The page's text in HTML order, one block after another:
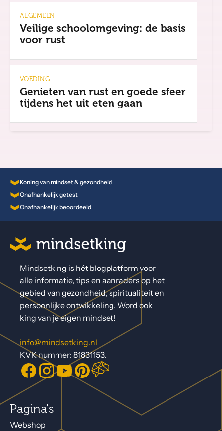
ALGEMEEN
Veilige schoolomgeving: de basis
voor rust
VOEDING
Genieten van rust en goede sfeer
tijdens het uit eten gaan
Koning van mindset & gezondheid
Onafhankelijk getest
Onafhankelijk beoordeeld
Mindsetking is hét blogplatform voor
alle informatie, tips en aanraders op het
gebied van gezondheid, spiritualiteit en
persoonlijke ontwikkeling. Word ook
king van je eigen mindset!
info@mindsetking.nl
KVK nummer: 81831153.
Pagina's
Webshop